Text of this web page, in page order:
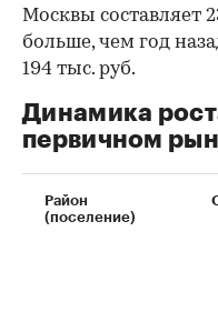
Москвы составляет
больше, чем год
194 тыс. руб.
Динамика
первичном
Район
(поселение)